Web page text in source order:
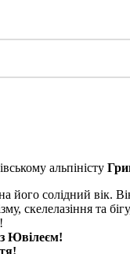
альпіністу
його солідний вік.
скелелазіння та
Ювілеєм!